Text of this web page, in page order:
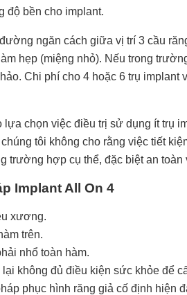
độ bền cho implant.
ngăn cách giữa vị trí 3 cầu
hẹp (miệng nhỏ). Nếu trong
Chi phí cho 4 hoặc 6 trụ
chọn việc điều trị sử dụng ít trụ
tôi không cho rằng việc tiết
trường hợp cụ thể, đặc biệt an
Implant All On 4
xương.
trên.
nhổ toàn hàm.
không đủ điều kiện sức khỏe để
phục hình răng giả cố định hiện